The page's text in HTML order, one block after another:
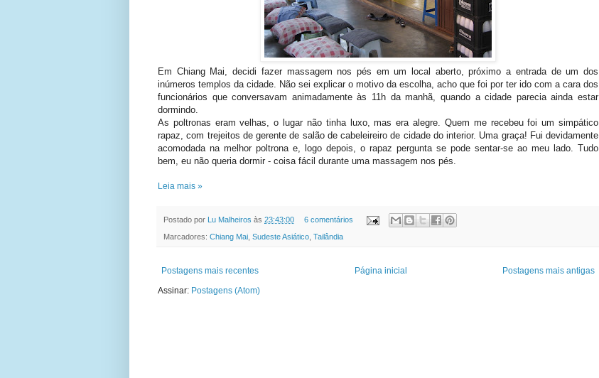
Em Chiang Mai, decidi fazer massagem nos pés em um local aberto, próximo a entrada de um dos
inúmeros templos da cidade. Não sei explicar o motivo da escolha, acho que foi por ter ido com a cara dos
funcionários que conversavam animadamente às 11h da manhã, quando a cidade parecia ainda estar
dormindo.
As poltronas eram velhas, o lugar não tinha luxo, mas era alegre. Quem me recebeu foi um simpático
rapaz, com trejeitos de gerente de salão de cabeleireiro de cidade do interior. Uma graça! Fui devidamente
acomodada na melhor poltrona e, logo depois, o rapaz pergunta se pode sentar-se ao meu lado. Tudo
bem, eu não queria dormir - coisa fácil durante uma massagem nos pés.
Leia mais »
Postado por Lu Malheiros às 23:43:00 6 comentários
Marcadores: Chiang Mai Sudeste Asiático Tailândia
Postagens mais recentes Postagens mais antigas
Página inicial
Assinar: Postagens (Atom)